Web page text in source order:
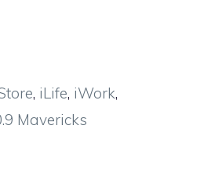
, iLife, iWork,
Mavericks